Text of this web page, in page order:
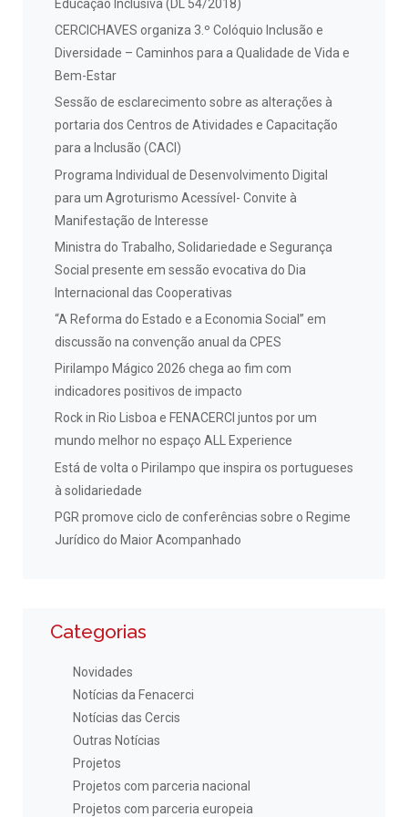
Educação Inclusiva (DL 54/2018)
CERCICHAVES organiza 3.º Colóquio Inclusão e
Diversidade – Caminhos para a Qualidade de Vida e
Bem-Estar
Sessão de esclarecimento sobre as alterações à
portaria dos Centros de Atividades e Capacitação
para a Inclusão (CACI)
Programa Individual de Desenvolvimento Digital
para um Agroturismo Acessível- Convite à
Manifestação de Interesse
Ministra do Trabalho, Solidariedade e Segurança
Social presente em sessão evocativa do Dia
Internacional das Cooperativas
“A Reforma do Estado e a Economia Social” em
discussão na convenção anual da CPES
Pirilampo Mágico 2026 chega ao fim com
indicadores positivos de impacto
Rock in Rio Lisboa e FENACERCI juntos por um
mundo melhor no espaço ALL Experience
Está de volta o Pirilampo que inspira os portugueses
à solidariedade
PGR promove ciclo de conferências sobre o Regime
Jurídico do Maior Acompanhado
Categorias
Novidades
Notícias da Fenacerci
Notícias das Cercis
Outras Notícias
Projetos
Projetos com parceria nacional
Projetos com parceria europeia